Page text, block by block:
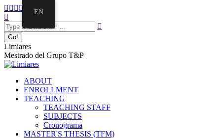
Limiares
Mestrado del Grupo T&P
ABOUT
ENROLLMENT
TEACHING
TEACHING STAFF
SUBJECTS
Cronograma
MASTER'S THESIS (TFM)
EN